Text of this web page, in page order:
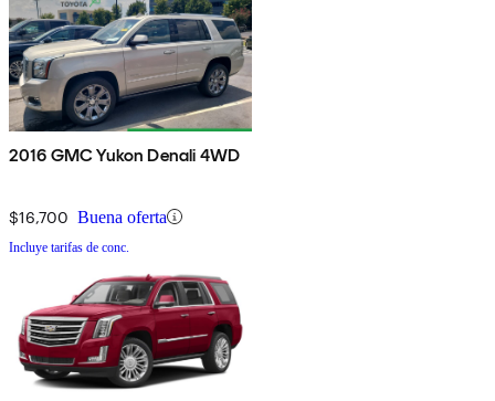
2016 GMC Yukon Denali 4WD
$16,700 Buena oferta
Incluye tarifas de conc.